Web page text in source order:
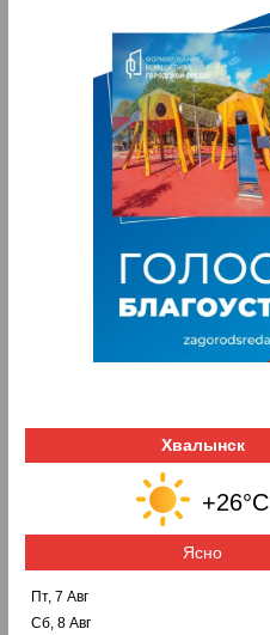
Хвалынск
+26°C
Ясно
Пт, 7 Авг
Сб, 8 Авг